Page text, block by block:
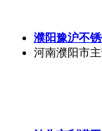
濮阳豫沪不
河南濮阳市